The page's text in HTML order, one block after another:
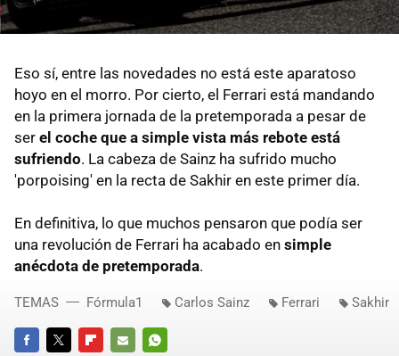
Eso sí, entre las novedades no está este aparatoso
hoyo en el morro. Por cierto, el Ferrari está mandando
en la primera jornada de la pretemporada a pesar de
ser el coche que a simple vista más rebote está
sufriendo. La cabeza de Sainz ha sufrido mucho
'porpoising' en la recta de Sakhir en este primer día.
En definitiva, lo que muchos pensaron que podía ser
una revolución de Ferrari ha acabado en simple
anécdota de pretemporada.
TEMAS Fórmula1 Carlos Sainz Ferrari Sakhir